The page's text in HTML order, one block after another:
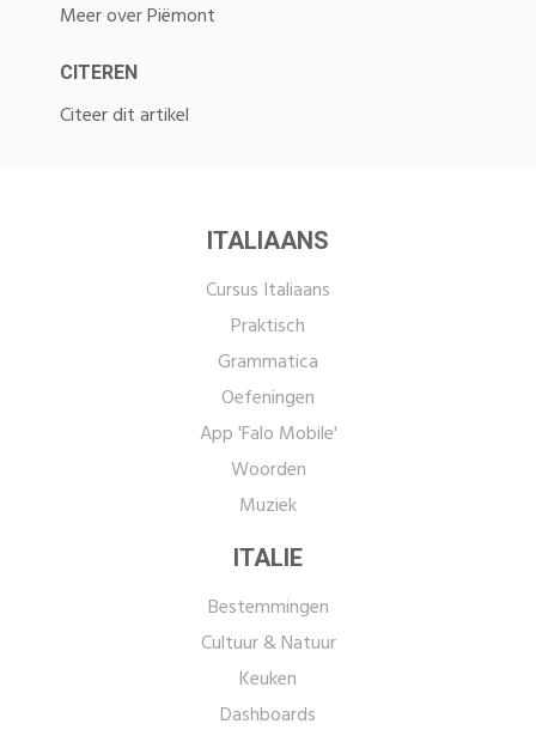
Meer over Piëmont
CITEREN
Citeer dit artikel
ITALIAANS
Cursus Italiaans
Praktisch
Grammatica
Oefeningen
App 'Falo Mobile'
Woorden
Muziek
ITALIE
Bestemmingen
Cultuur & Natuur
Keuken
Dashboards